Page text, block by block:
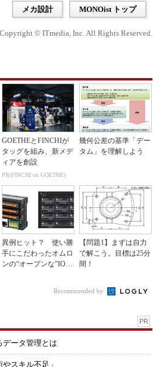
メカ設計 MONOist トップ
Copyright © ITmedia, Inc. All Rights Reserved.
GOETHEとFINCHIが
タッグを組み、新メデ
ィアを創設
PR(FINCHI on GOETHE)
幾何公差の基準「デー
タム」を理解しよう
異例ヒット？ 使い勝
手にこだわったオムロ
ンの“オープンな”IO-L
【問題1】まずは自力
で解こう。目標は25分
間！
Recommended by
PR
ータ管理とは
スキル不足」